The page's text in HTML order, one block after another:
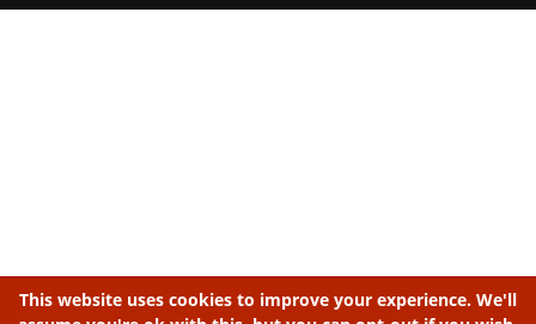
This website uses cookies to improve your experience. We'll